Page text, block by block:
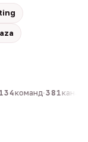
команд·381